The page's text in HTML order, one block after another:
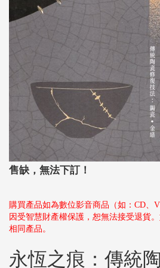
售缺，無法下訂！
購買產品如為數位影音商品（如：CD、
因受智慧財產權保護，恕無法接受退貨
相同產品。
永恆之痕：傳統